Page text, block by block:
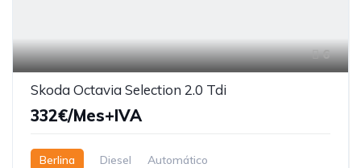
6
Skoda Octavia Selection 2.0 Tdi
332€/Mes+IVA
Berlina Diesel Automático